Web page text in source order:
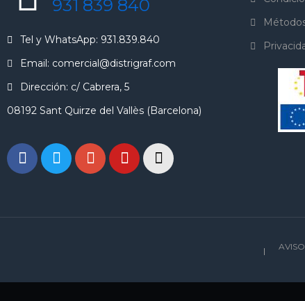
931 839 840
Tel y WhatsApp: 931.839.840
Email: comercial@distrigraf.com
Dirección: c/ Cabrera, 5
08192 Sant Quirze del Vallès (Barcelona)